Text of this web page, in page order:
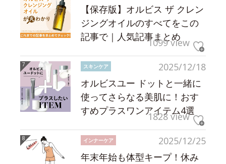
【保存版】オルビス ザ クレン
ジングオイルのすべてをこの
記事で｜人気記事まとめ
1099 view
2025/12/18
スキンケア
オルビスユー ドットと一緒に
使ってさらなる美肌に！おす
すめプラスワンアイテム4選
1828 view
2025/12/25
インナーケア
年末年始も体型キープ！休み